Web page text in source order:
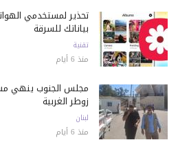
تحذير لمستخدمي
بياناتك للسرقة
تقنية
منذ 6 أيام
مجلس الجنوب ينهي
زوطر الغربية
لبنان
منذ 6 أيام